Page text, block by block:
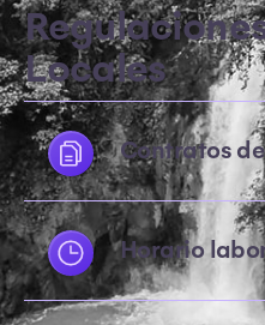
Locales
Contratos
Horario